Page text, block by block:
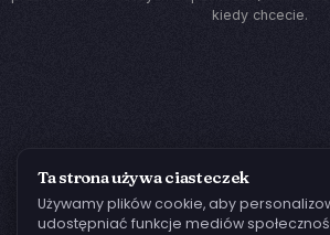
kiedy chcecie.
Ta strona używa ciasteczek
Używamy plików cookie, aby
udostępniać funkcje mediów